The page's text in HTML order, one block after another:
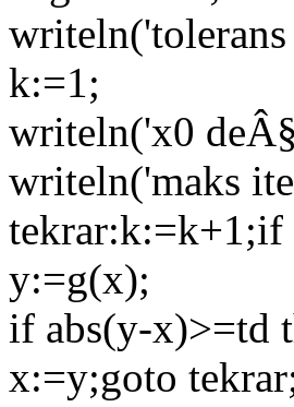
k:=1;
writeln('x0
writeln('maks
tekrar:k:=k+1;if
y:=g(x);
if abs(y-x)>=td
x:=y;goto